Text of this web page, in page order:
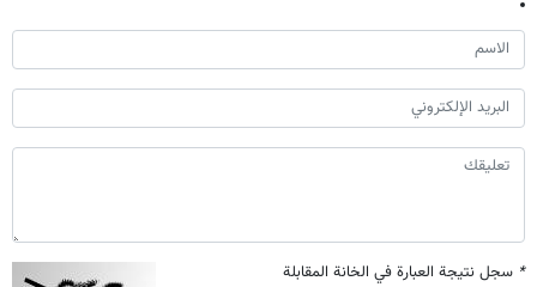
* سجل نتيجة العبارة في الخانة المقابلة